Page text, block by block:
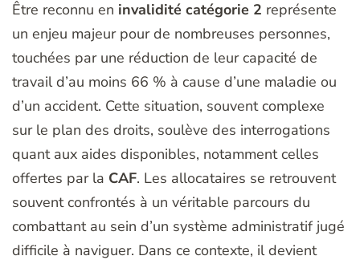
Être reconnu en invalidité catégorie 2 représente
un enjeu majeur pour de nombreuses personnes,
touchées par une réduction de leur capacité de
travail d’au moins 66 % à cause d’une maladie ou
d’un accident. Cette situation, souvent complexe
sur le plan des droits, soulève des interrogations
quant aux aides disponibles, notamment celles
offertes par la CAF. Les allocataires se retrouvent
souvent confrontés à un véritable parcours du
combattant au sein d’un système administratif jugé
difficile à naviguer. Dans ce contexte, il devient